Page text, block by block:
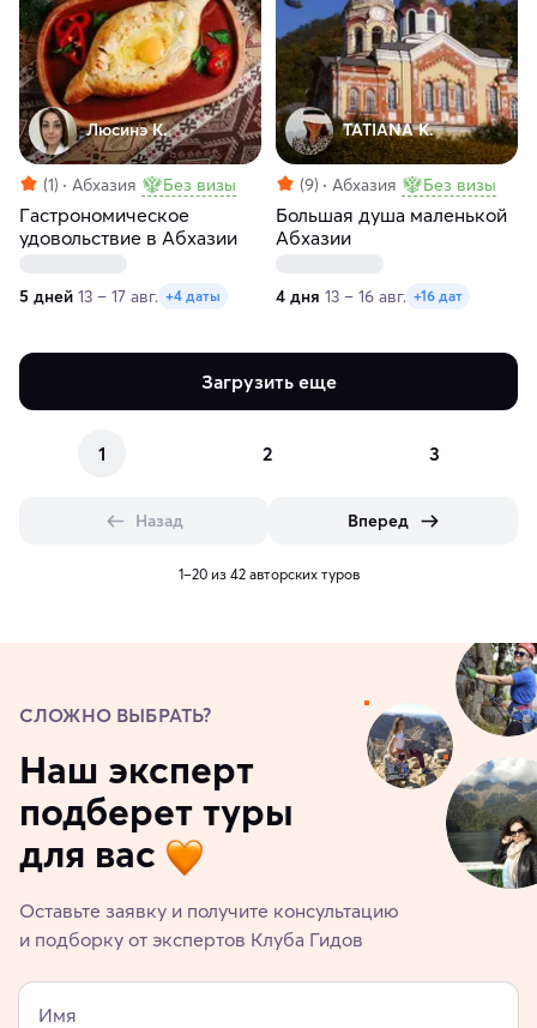
Люсинэ К.
(1) Абхазия Без визы
Гастрономическое
удовольствие в Абхазии
5 дней 13 – 17 авг. +4 даты
TATIANA K.
(9) Абхазия Без визы
Большая душа маленькой
Абхазии
4 дня 13 – 16 авг. +16 дат
Загрузить еще
1 2 3
Назад Вперед
1–20 из 42 авторских туров
СЛОЖНО ВЫБРАТЬ?
Наш эксперт
подберет туры
для вас
Оставьте заявку и получите консультацию
и подборку от экспертов Клуба Гидов
Имя